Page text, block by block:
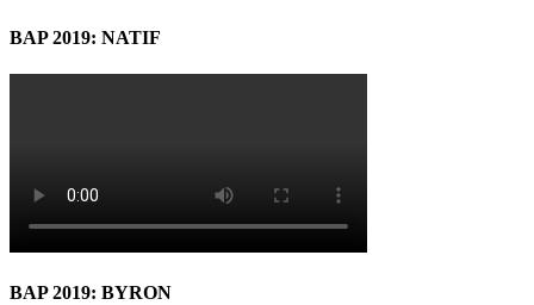
BAP 2019: NATIF
BAP 2019: BYRON